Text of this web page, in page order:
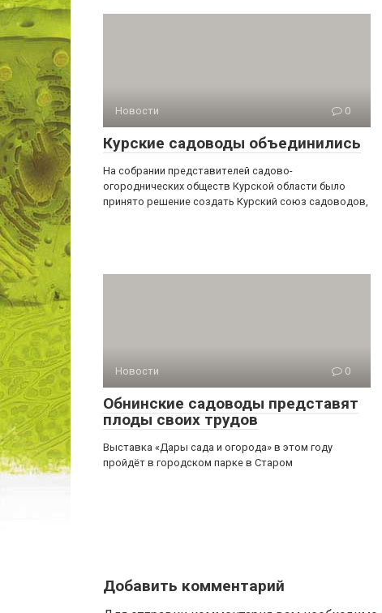
Новости 0
Курские садоводы объединились
На собрании представителей садово-
огороднических обществ Курской области было
принято решение создать Курский союз садоводов,
Новости 0
Обнинские садоводы представят
плоды своих трудов
Выставка «Дары сада и огорода» в этом году
пройдёт в городском парке в Старом
Добавить комментарий